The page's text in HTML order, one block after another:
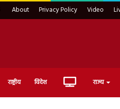
About Privacy Policy Video
राष्ट्रीय विदेश Live राज्य